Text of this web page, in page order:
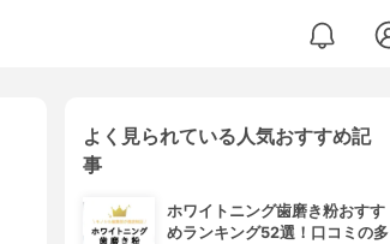
よく見られている人気おすすめ記
事
ホワイトニング歯磨き粉おすす
めランキング52選！口コミの多